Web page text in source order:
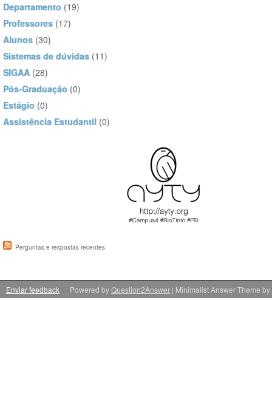
Departamento (19)
Professores (17)
Alunos (30)
Sistemas de dúvidas (11)
SIGAA (28)
Pós-Graduação (0)
Estágio (0)
Assistência Estudantil (0)
Perguntas e respostas recentes
Enviar feedback | Minimalist Answer Theme by
Powered byQuestion2Answer